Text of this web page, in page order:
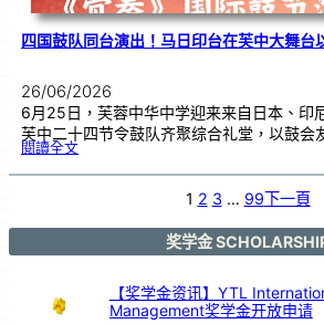
四国鼓队同台演出！马日印台在芙中大舞台
26/06/2026
6月25日，芙蓉中华中学迎来来自日本、印
芙中二十四节令鼓队齐聚综合礼堂，以鼓会
閱讀全文:四
队
日
在
1 2 3 … 99下一頁
奖学金
【奖学金资讯】YTL
Management奖学金开放申请